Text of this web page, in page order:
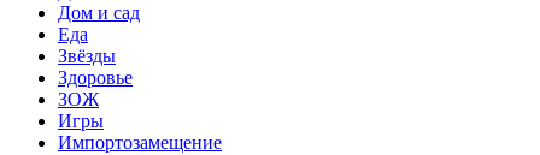
Дом и сад
Еда
Звёзды
Здоровье
ЗОЖ
Игры
Импортозамещение